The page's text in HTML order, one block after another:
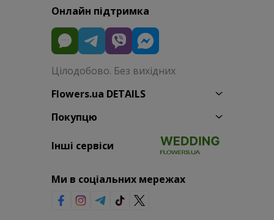
Онлайн підтримка
Цілодобово. Без вихідних
Flowers.ua DETAILS
Покупцю
Інші сервіси
Ми в соціальних мережах